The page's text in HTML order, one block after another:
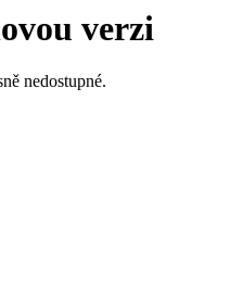
verzi
nedostupné.